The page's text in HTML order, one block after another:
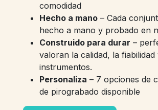
comodidad
Hecho a mano – Cada
hecho a mano y probado en
Construido para durar –
valoran la calidad, la
instrumentos.
Personaliza – 7 opciones de
de pirograbado disponible